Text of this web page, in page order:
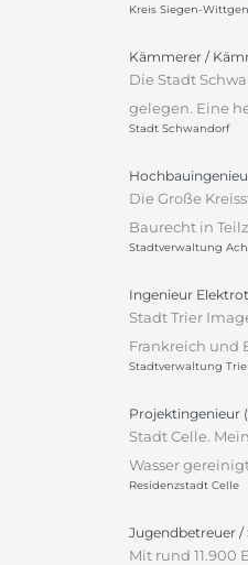
Kreis Siegen-
Kämmerer /
Die Stadt
gelegen. Eine
Stadt Schwandorf
Die Große
Baurecht in
Stadtverwaltung
Ingenieur
Stadt Trier
Frankreich und
Stadtverwaltung
Projektingenieur
Stadt Celle.
Wasser
Residenzstadt Celle
Jugendbetreuer
Mit rund